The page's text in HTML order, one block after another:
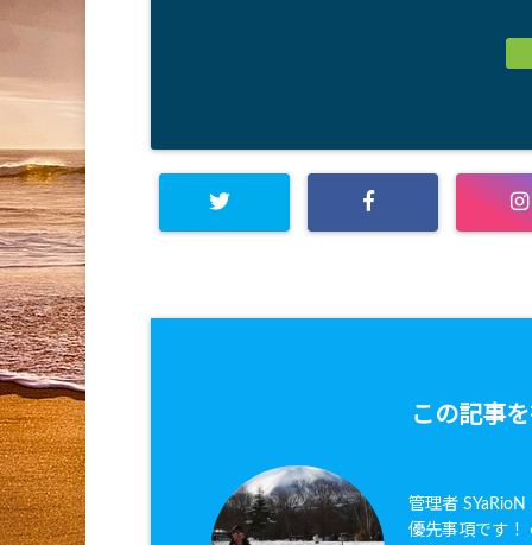
この記事
管理者
優先事項です！